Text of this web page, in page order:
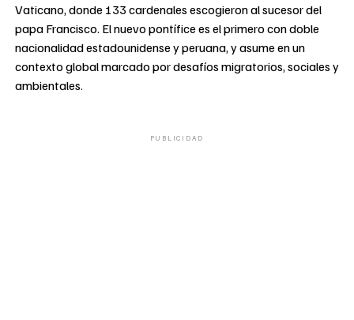
Vaticano, donde 133 cardenales escogieron al sucesor del
papa Francisco. El nuevo pontífice es el primero con doble
nacionalidad estadounidense y peruana, y asume en un
contexto global marcado por desafíos migratorios, sociales y
ambientales.
PUBLICIDAD